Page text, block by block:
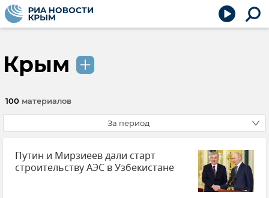
Крым
100 материалов
За период
Путин и Мирзиеев дали старт
строительству АЭС в Узбекистане